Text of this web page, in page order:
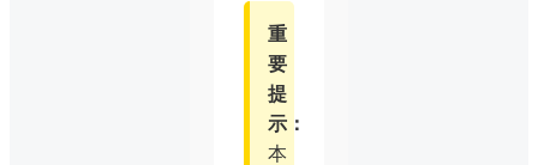
重
要
提
示：
本